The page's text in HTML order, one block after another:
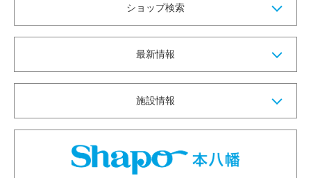
ショップ検索
最新情報
施設情報